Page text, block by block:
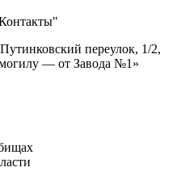
переулок, 1/2,
— от Завода №1»